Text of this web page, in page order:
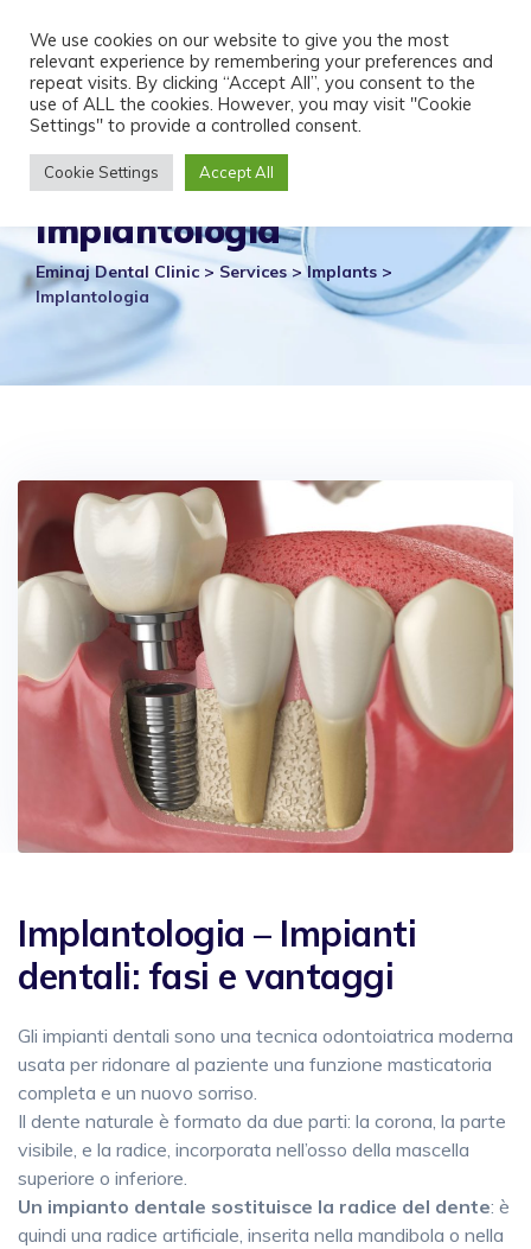
content
Implantologia
Eminaj Dental Clinic > Services>Implants >
Implantologia
Implantologia – Impianti
dentali: fasi e vantaggi
Gli impianti dentali sono una tecnica odontoiatrica moderna
usata per ridonare al paziente una funzione masticatoria
completa e un nuovo sorriso.
Il dente naturale è formato da due parti: la corona, la parte
visibile, e la radice, incorporata nell’osso della mascella
superiore o inferiore.
Un impianto dentale sostituisce la radice del dente: è
quindi una radice artificiale, inserita nella mandibola o nella
We use cookies on our website to give you the most
relevant experience by remembering your preferences and
repeat visits. By clicking “Accept All”, you consent to the
use of ALL the cookies. However, you may visit "Cookie
Settings" to provide a controlled consent.
Cookie Settings Accept All